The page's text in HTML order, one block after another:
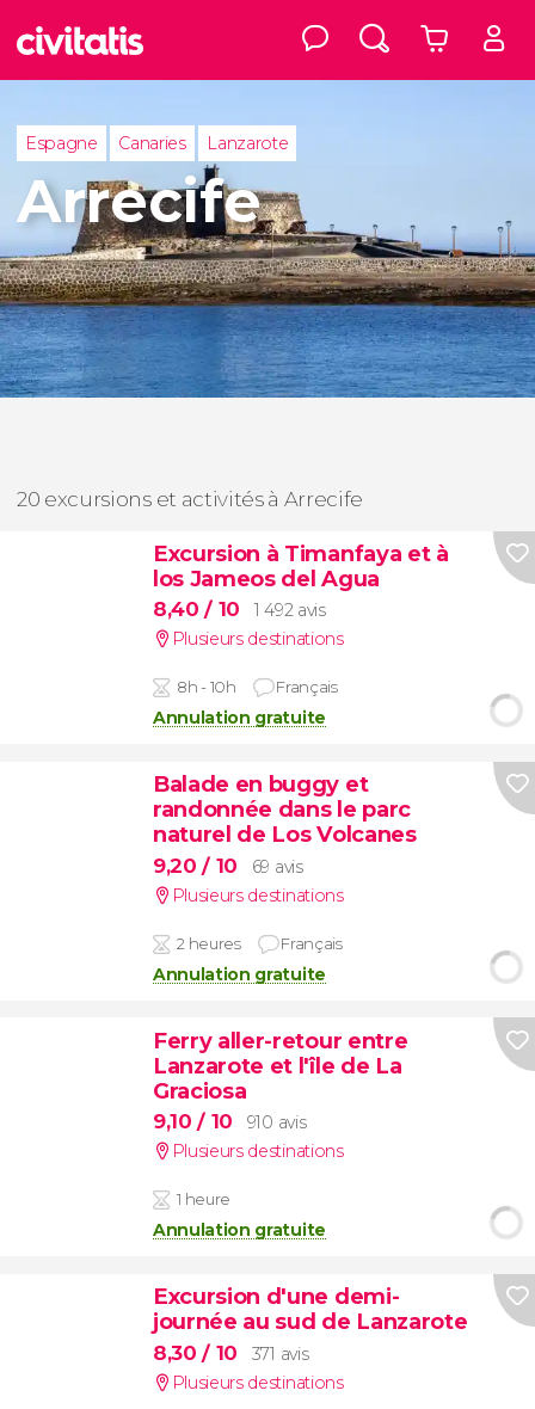
Espagne Canaries Lanzarote
Arrecife
20 excursions et activités à Arrecife
Excursion à Timanfaya et à
los Jameos del Agua
8,40/ 10
1 492 avis
Plusieurs destinations
8h - 10h Français
Annulation gratuite
Balade en buggy et
randonnée dans le parc
naturel de Los Volcanes
9,20/ 10
69 avis
Plusieurs destinations
2 heures Français
Annulation gratuite
Ferry aller-retour entre
Lanzarote et l'île de La
Graciosa
9,10/ 10
910 avis
Plusieurs destinations
1 heure
Annulation gratuite
Excursion d'une demi-
journée au sud de Lanzarote
8,30/ 10
371 avis
Plusieurs destinations